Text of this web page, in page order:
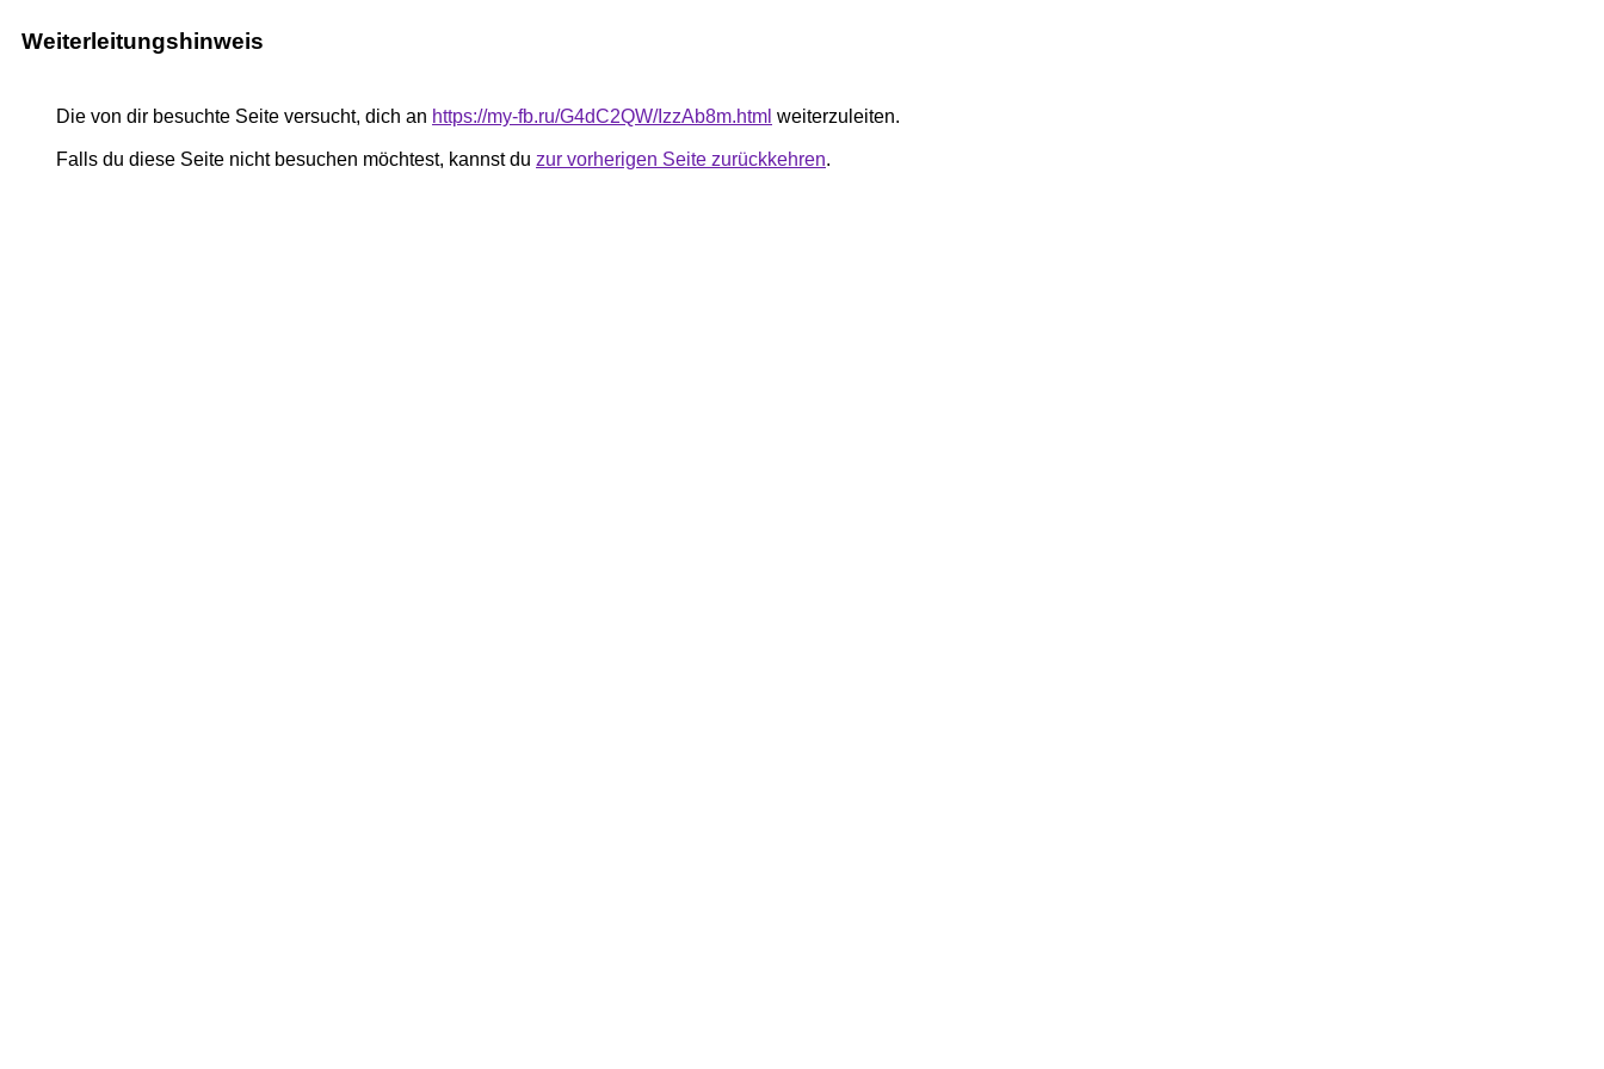
Weiterleitungshinweis
Die von dir besuchte Seite versucht, dich an https://my-fb.ru/G4dC2QW/IzzAb8m.html weiterzuleiten.
Falls du diese Seite nicht besuchen möchtest, kannst du zur vorherigen Seite zurückkehren.